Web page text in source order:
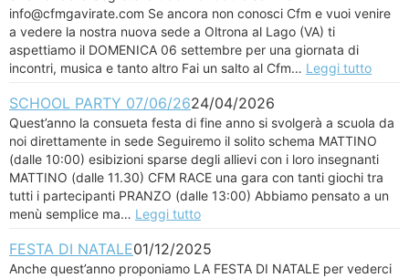
info@cfmgavirate.com Se ancora non conosci Cfm e vuoi venire
a vedere la nostra nuova sede a Oltrona al Lago (VA) ti
aspettiamo il DOMENICA 06 settembre per una giornata di
incontri, musica e tanto altro Fai un salto al Cfm… Leggi tutto
SCHOOL PARTY 07/06/2624/04/2026
Quest’anno la consueta festa di fine anno si svolgerà a scuola da
noi direttamente in sede Seguiremo il solito schema MATTINO
(dalle 10:00) esibizioni sparse degli allievi con i loro insegnanti
MATTINO (dalle 11.30) CFM RACE una gara con tanti giochi tra
tutti i partecipanti PRANZO (dalle 13:00) Abbiamo pensato a un
menù semplice ma… Leggi tutto
FESTA DI NATALE01/12/2025
Anche quest’anno proponiamo LA FESTA DI NATALE per vederci